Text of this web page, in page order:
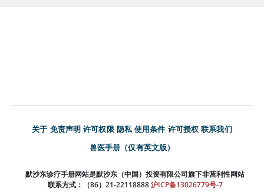
关于 免责声明 许可权限 隐私 使用条件 许可授权 联系我们
兽医手册（仅有英文版）
默沙东诊疗手册网站是默沙东（中国）投资有限公司旗下非营利性网站
联系方式：（86）21-22118888 沪ICP备13026779号-7